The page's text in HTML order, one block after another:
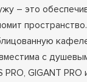
– это
с
PRO, GIGANT PRO